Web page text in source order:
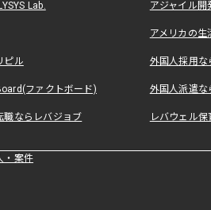
Lab. アジャイル
アメリカの
ピル 外国人採用
ファクトボード) 外国人派遣な
職ならレバジョブ レバウェル
・案件